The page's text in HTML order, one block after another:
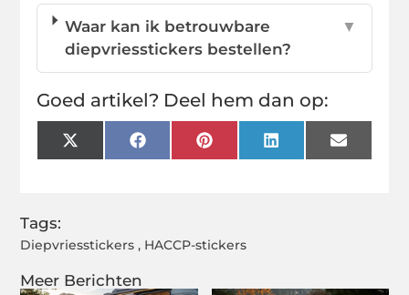
Meer Berichten
Waar kan ik betrouwbare
diepvriesstickers bestellen?
▼
Goed artikel? Deel hem dan op:
X
(Twitter)
FacebookPinterestLinkedInEmail
Tags:
Diepvriesstickers , HACCP-stickers